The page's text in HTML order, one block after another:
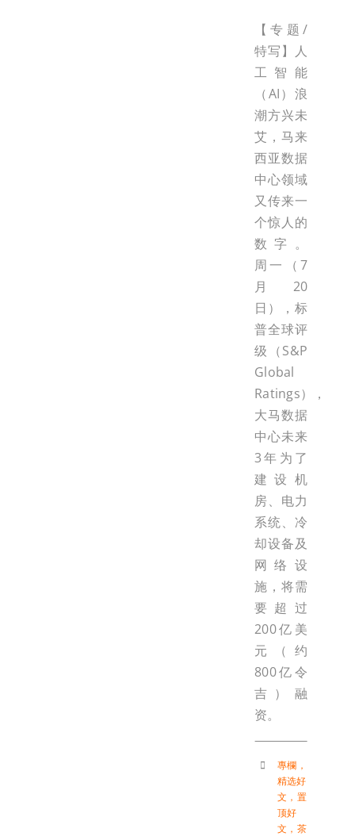
【专题/
特写】人
工智能
（AI）浪
潮方兴未
艾，马来
西亚数据
中心领域
又传来一
个惊人的
数字。
周一（7
月20
日），标
普全球评
级（S&P
Global
Ratings），
大马数据
中心未来
3年为了
建设机
房、电力
系统、冷
却设备及
网络设
施，将需
要超过
200亿美
元（约
800亿令
吉）融
资。
專欄 ，
精选好
文 ， 置
顶好
文 ， 茶